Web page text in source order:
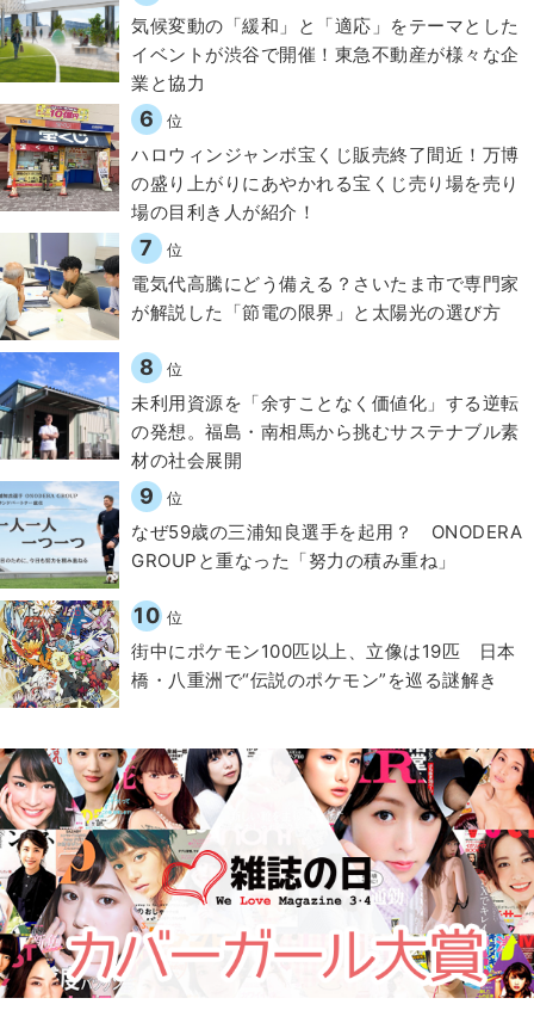
気候変動の「緩和」と「適応」をテーマとした
イベントが渋谷で開催！東急不動産が様々な企
業と協力
6 位
ハロウィンジャンボ宝くじ販売終了間近！万博
の盛り上がりにあやかれる宝くじ売り場を売り
場の目利き人が紹介！
7 位
電気代高騰にどう備える？さいたま市で専門家
が解説した「節電の限界」と太陽光の選び方
8 位
​​未利用資源を「余すことなく価値化」する逆転
の発想。福島・南相馬から挑むサステナブル素
材の社会展開​
9 位
なぜ59歳の三浦知良選手を起用？ ONODERA
GROUPと重なった「努力の積み重ね」
10 位
街中にポケモン100匹以上、立像は19匹 日本
橋・八重洲で“伝説のポケモン”を巡る謎解き